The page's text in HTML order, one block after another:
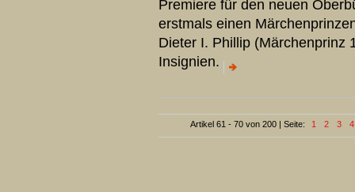
Premiere für den neuen
erstmals einen
Dieter I. Phillip (Märchenprinz
Insignien.
Artikel 61 - 70 von 200 | Seite: 1 2 3 4